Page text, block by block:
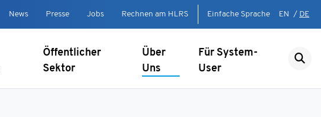
News Presse Jobs Rechnen am HLRS Einfache Sprache EN / DE
Öffentlicher
Sektor
Über
Uns
Für System-
User